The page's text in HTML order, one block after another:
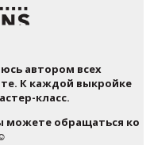
автором всех
К каждой выкройке
класс.
можете обращаться ко